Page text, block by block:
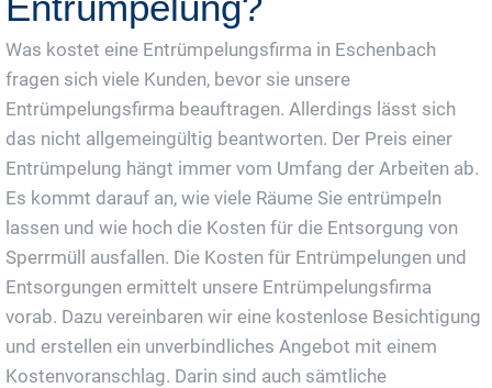
Was kostet eine Entrümpelungsfirma in Eschenbach
fragen sich viele Kunden, bevor sie unsere
Entrümpelungsfirma beauftragen. Allerdings lässt sich
das nicht allgemeingültig beantworten. Der Preis einer
Entrümpelung hängt immer vom Umfang der Arbeiten ab.
Es kommt darauf an, wie viele Räume Sie entrümpeln
lassen und wie hoch die Kosten für die Entsorgung von
Sperrmüll ausfallen. Die Kosten für Entrümpelungen und
Entsorgungen ermittelt unsere Entrümpelungsfirma
vorab. Dazu vereinbaren wir eine kostenlose Besichtigung
und erstellen ein unverbindliches Angebot mit einem
Kostenvoranschlag. Darin sind auch sämtliche